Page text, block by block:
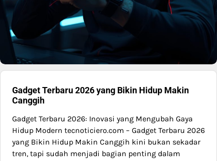
Gadget Terbaru 2026 yang Bikin Hidup Makin
Canggih
Gadget Terbaru 2026: Inovasi yang Mengubah Gaya
Hidup Modern tecnoticiero.com – Gadget Terbaru 2026
yang Bikin Hidup Makin Canggih kini bukan sekadar
tren, tapi sudah menjadi bagian penting dalam